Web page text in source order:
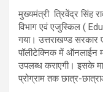
मुख्यमंत्री त्रिवेंद्र सिंह
विभाग एवं एजुस्किल (
गया। उत्तराखण्ड सरकार
पॉलीटेक्निक में ऑनलाईन
उपलब्ध कराएगी। इसके
प्रोग्राम तक छात्र-